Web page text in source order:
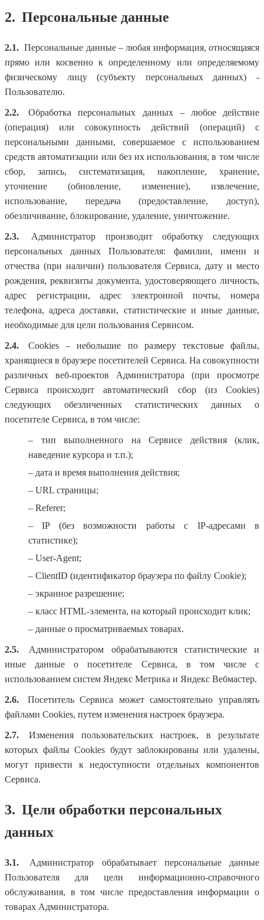
2. Персональные данные
2.1. Персональные данные – любая информация, относящаяся
прямо или косвенно к определенному или определяемому
физическому лицу (субъекту персональных данных) -
Пользователю.
2.2.
Обработка персональных данных – любое действие
(операция) или совокупность действий (операций) с
персональными данными, совершаемое с использованием
средств автоматизации или без их использования, в том числе
сбор, запись, систематизация, накопление, хранение,
уточнение (обновление, изменение), извлечение,
использование, передача (предоставление, доступ),
обезличивание, блокирование, удаление, уничтожение.
2.3.
Администратор производит обработку следующих
персональных данных Пользователя: фамилии, имени и
отчества (при наличии) пользователя Сервиса, дату и место
рождения, реквизиты документа, удостоверяющего личность,
адрес регистрации, адрес электронной почты, номера
телефона, адреса доставки, статистические и иные данные,
необходимые для цели пользования Сервисом.
2.4.
Cookies – небольшие по размеру текстовые файлы,
хранящиеся в браузере посетителей Сервиса. На совокупности
различных веб-проектов Администратора (при просмотре
Сервиса происходит автоматический сбор (из Cookies)
следующих обезличенных статистических данных о
посетителе Сервиса, в том числе:
– тип выполненного на Сервисе действия (клик,
наведение курсора и т.п.);
– дата и время выполнения действия;
– URL страницы;
– Referer;
– IP (без возможности работы с IP-адресами в
статистике);
– User-Agent;
– ClientID (идентификатор браузера по файлу Cookie);
– экранное разрешение;
– класс HTML-элемента, на который происходит клик;
– данные о просматриваемых товарах.
2.5.
Администратором обрабатываются статистические и
иные данные о посетителе Сервиса, в том числе с
использованием систем Яндекс Метрика и Яндекс Вебмастер.
2.6.
Посетитель Сервиса может самостоятельно управлять
файлами Cookies, путем изменения настроек браузера.
2.7.
Изменения пользовательских настроек, в результате
которых файлы Cookies будут заблокированы или удалены,
могут привести к недоступности отдельных компонентов
Сервиса.
3. Цели обработки персональных
данных
3.1.
Администратор обрабатывает персональные данные
Пользователя для цели информационно-справочного
обслуживания, в том числе предоставления информации о
товарах Администратора.